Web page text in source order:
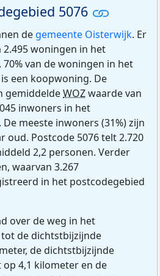
5076
de gemeente Oisterwijk. Er
2.495 woningen in het
van de woningen in het
een koopwoning. De
gemiddeldeWOZwaarde van
inwoners in het
meeste inwoners (31%) zijn
oud. Postcode 5076 telt 2.720
2,2 personen. Verder
waarvan 3.267
in het postcodegebied
over de weg in het
de dichtstbijzijnde
de dichtstbijzijnde
4,1 kilometer en de